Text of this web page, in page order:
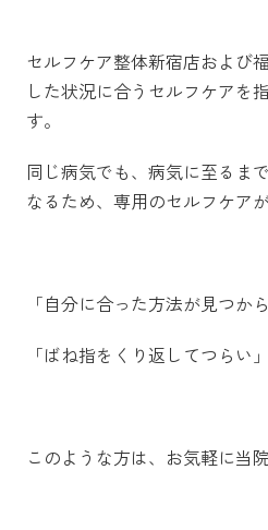
セルフケア整体新宿店および
した状況に合うセルフケアを
す。
同じ病気でも、病気に至るま
なるため、専用のセルフケア
「自分に合った方法が見つか
「ばね指をくり返してつらい」
このような方は、お気軽に当